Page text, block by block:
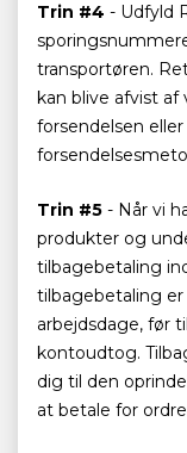
Trin #4 - Udfyld
transportøren.
kan blive afvist af
forsendelsen
Trin #5 - Når vi
produkter og
tilbagebetaling
tilbagebetaling
arbejdsdage, før
kontoudtog.
dig til den
at betale for